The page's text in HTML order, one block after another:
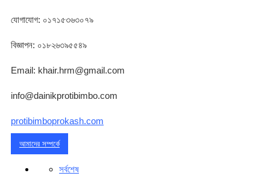
যোগাযোগ: ০১৭১৫৩৬৩০৭৯
বিজ্ঞাপন: ০১৮২৬৩৯৫৫৪৯
Email: khair.hrm@gmail.com
info@dainikprotibimbo.com
protibimboprokash.com
আমাদের সম্পর্কে
সর্বশেষ